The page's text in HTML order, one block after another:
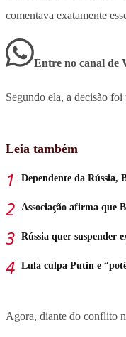
comentava exatamente
Entre no canal de
Segundo ela, a decisão
Leia também
Dependente da Rússia,
Associação afirma que
Rússia quer suspender
Lula culpa Putin e
Agora, diante do conflito